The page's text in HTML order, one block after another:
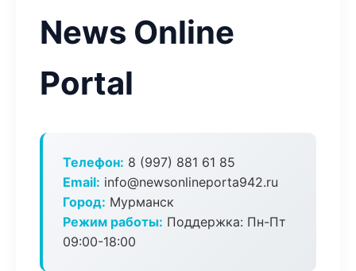
News Online
Portal
Телефон: 8 (997) 881 61 85
Email: info@newsonlineporta942.ru
Город: Мурманск
Режим работы: Поддержка: Пн-Пт
09:00-18:00